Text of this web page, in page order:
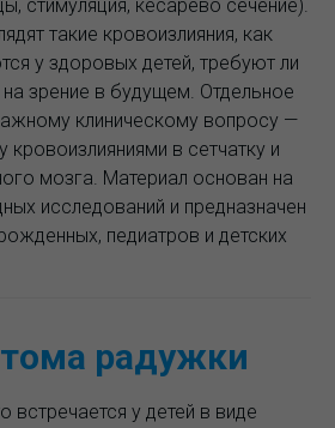
стимуляция, кесарево сечение).
такие кровоизлияния, как
у здоровых детей, требуют ли
на зрение в будущем. Отдельное
клиническому вопросу —
кровоизлияниями в сетчатку и
мозга. Материал основан на
исследований и предназначен
педиатров и детских
радужки
встречается у детей в виде